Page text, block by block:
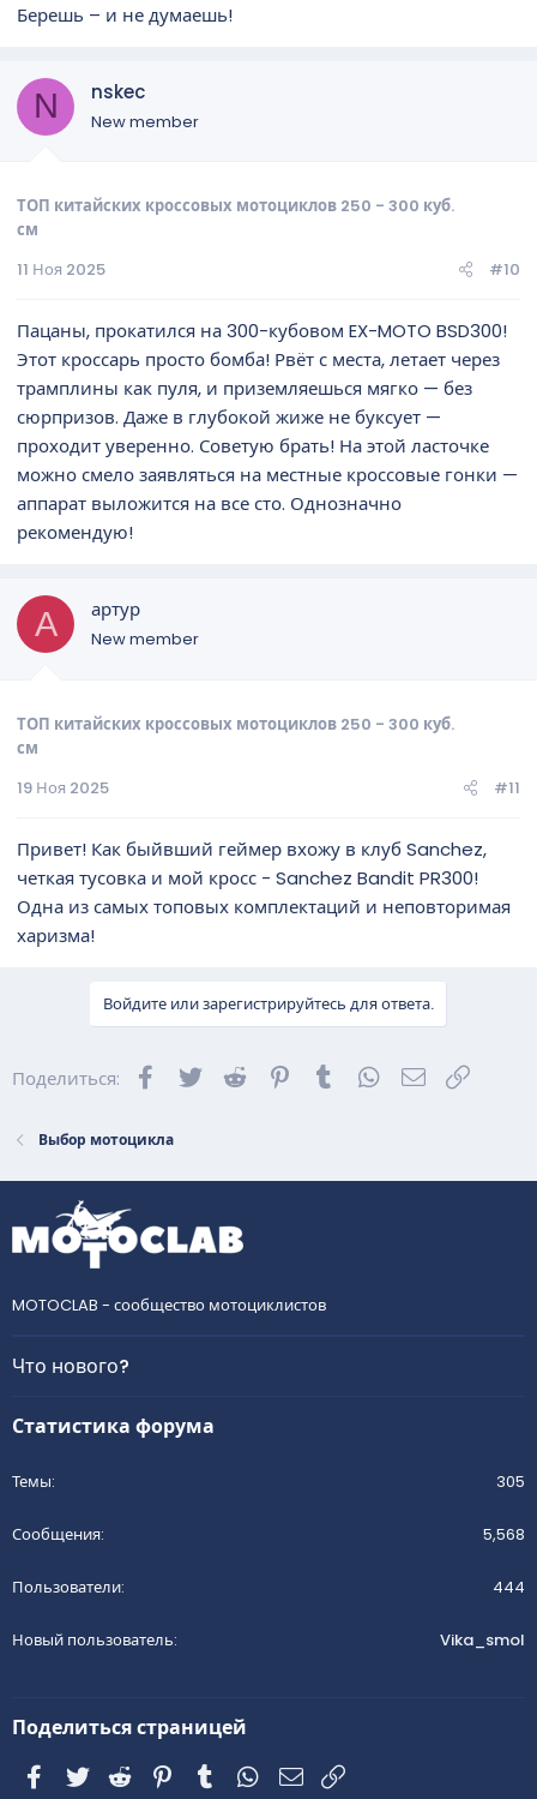
Берешь – и не думаешь!
N nskec
New member
ТОП китайских кроссовых мотоциклов 250 - 300 куб.
см
11 Ноя 2025
#10
Пацаны, прокатился на 300-кубовом EX-MOTO BSD300!
Этот кроссарь просто бомба! Рвёт с места, летает через
трамплины как пуля, и приземляешься мягко — без
сюрпризов. Даже в глубокой жиже не буксует —
проходит уверенно. Советую брать! На этой ласточке
можно смело заявляться на местные кроссовые гонки —
аппарат выложится на все сто. Однозначно
рекомендую!
А артур
New member
ТОП китайских кроссовых мотоциклов 250 - 300 куб.
см
19 Ноя 2025
#11
Привет! Как быйвший геймер вхожу в клуб Sanchez,
четкая тусовка и мой кросс - Sanchez Bandit PR300!
Одна из самых топовых комплектаций и неповторимая
харизма!
Войдите или зарегистрируйтесь для ответа.
Поделиться: Facebook
Twitter Reddit Pinterest
Tumblr WhatsApp
Выбор мотоцикла
MOTOCLAB - сообщество мотоциклистов
Что нового?
Статистика форума
Темы 305
Сообщения 5,568
Пользователи 444
Новый пользователь Vika_smol
Поделиться страницей
FacebookTwitterReddit PinterestTumblrWhatsAppЭлектронная почта